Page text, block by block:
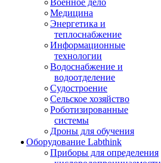
Военное дело
Медицина
Энергетика и
теплоснабжение
Информационные
технологии
Водоснабжение и
водоотделение
Судостроение
Сельское хозяйство
Роботизированные
системы
Дроны для обучения
Оборудование Labthink
Приборы для определения